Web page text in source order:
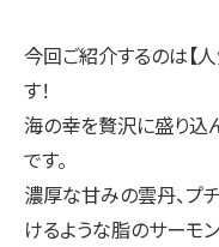
今回ご紹介するのは【人
す！
海の幸を贅沢に盛り込
です。
濃厚な甘みの雲丹、プ
けるような脂のサーモ